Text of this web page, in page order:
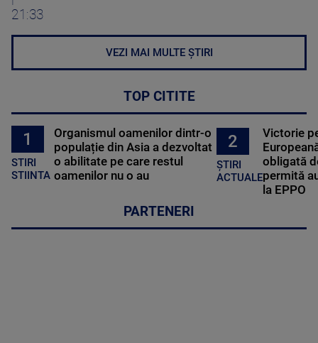
21:33
VEZI MAI MULTE ȘTIRI
TOP CITITE
1
STIRI
STIINTA
Organismul oamenilor dintr-o
populație din Asia a dezvoltat
o abilitate pe care restul
oamenilor nu o au
2
ȘTIRI
ACTUALE
Victorie
obligată
permită
la EPPO
PARTENERI